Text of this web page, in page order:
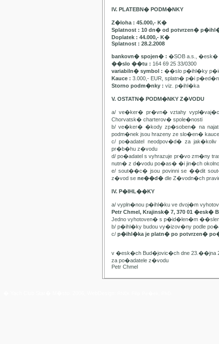
IV. PLATEBN� PODM�NKY
Z�loha : 45.000,- K�
Splatnost : 10 dn� od potvrzen�
Doplatek : 44.000,- K�
Splatnost : 28.2.2008
bankovn� spojen� : �SOB a.s., �esk�
��slo ��tu : 164 69 25 33/0300
variabiln� symbol : ��slo p�ihl�ky
Kauce : 3.000,- EUR, splatn� p�i
Storno podm�nky : viz. p�ihl�ka
V. OSTATN� PODM�NKY Z�VODU
a/ ve�ker� pr�vn� vztahy
Chorvatsk� charterov� spole�nosti
b/ ve�ker� �kody zp�soben� na
podm�nek jsou hrazeny ze slo�en� kauce
c/ po�adatel neodpov�d� za
pr�b�hu z�vodu
d/ po�adatel s vyhrazuje pr�vo zm�ny
nutn� z d�vodu po�as� �i jin�ch
e/ sout��c� jsou povinni se ��dit
z�vod se ne��d� dle Z�vodn�ch
IV. P�IHL��KY
a/ vypln�nou p�ihl�ku ve dvoj�m
Petr Chmel, Krajinsk� 7, 370 01 �esk�
Jedno vyhotoven� s p�id�len�m
b/ p�ihl�ky budou vy�izov�ny podle
c/ p�ihl�ka je platn� po potvrzen�
v �esk�ch Bud�jovic�ch dne 23.��jna
za po�adatele z�vodu
Petr Chmel